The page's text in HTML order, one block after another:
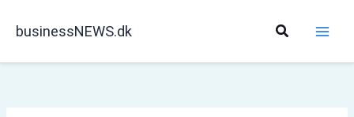
businessNEWS.dk Søg